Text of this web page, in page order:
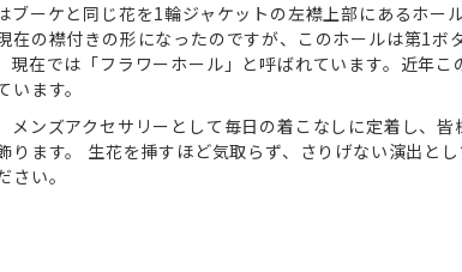
ーケと同じ花を1輪ジャケットの左襟上部にあるホール
在の襟付きの形になったのですが、このホールは第1ボ
在では「フラワーホール」と呼ばれています。近年こ
ます。
メンズアクセサリーとして毎日の着こなしに定着し、皆
ります。 生花を挿すほど気取らず、さりげない演出と
い。